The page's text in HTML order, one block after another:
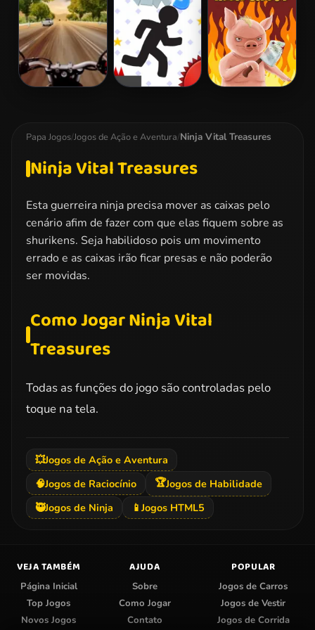
Papa Jogos/Jogos de Ação e Aventura/Ninja Vital Treasures
Ninja Vital Treasures
Esta guerreira ninja precisa mover as caixas pelo
cenário afim de fazer com que elas fiquem sobre as
shurikens. Seja habilidoso pois um movimento
errado e as caixas irão ficar presas e não poderão
ser movidas.
Como Jogar Ninja Vital
Treasures
Todas as funções do jogo são controladas pelo
toque na tela.
💥Jogos de Ação e Aventura
🧠Jogos de Raciocínio 🏆Jogos de Habilidade
🥷Jogos de Ninja 📱 Jogos HTML5
VEJA TAMBÉM
Página Inicial
Top Jogos
Novos Jogos
AJUDA
Sobre
Como Jogar
Contato
POPULAR
Jogos de Carros
Jogos de Vestir
Jogos de Corrida